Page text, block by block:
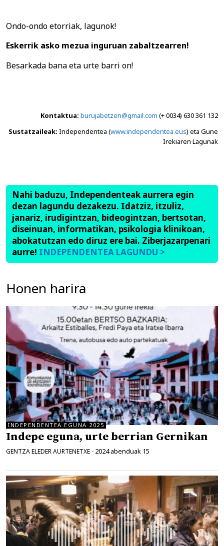
Ondo-ondo etorriak, lagunok!
Eskerrik asko mezua inguruan zabaltzearren!
Besarkada bana eta urte barri on!
Kontaktua: burujabetzen@gmail.com (+ 0034) 630 361 132
Sustatzaileak: Independentea (www.independentea.eus) eta Gune
Irekiaren Lagunak
Nahi baduzu, Independenteak aurrera egin
dezan lagundu dezakezu. Idatziz, itzuliz,
janariz, irudigintzan, bideogintzan, bertsotan,
diseinuan, informatikan, psikologia klinikoan,
abokatutzan edo diruz ere bai. Ziberjazarpenari
aurre! INDEPENDENTEA LAGUNDU >
Honen harira
INDEPENDENTEA EGUNA 2025
Indepe eguna, urte berrian Gernikan
GENTZA ELEDER AURTENETXE - 2024 abenduak 15